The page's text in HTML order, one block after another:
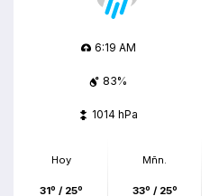
6:19 AM
83%
1014 hPa
Hoy
31º / 25º
Mñn.
33º / 25º